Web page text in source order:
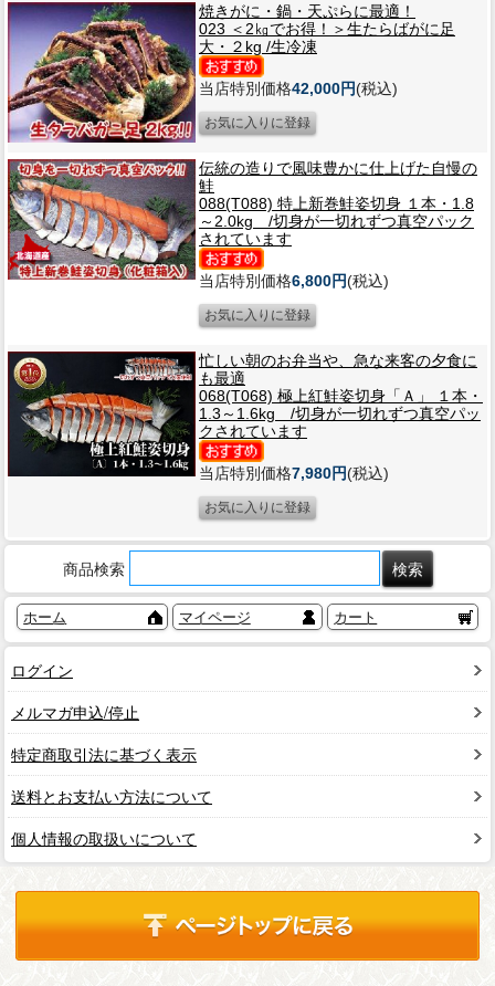
焼きがに・鍋・天ぷらに最適！
023 ＜2㎏でお得！＞生たらばがに足
大・２kg /生冷凍
当店特別価格42,000円(税込)
伝統の造りで風味豊かに仕上げた自慢の
鮭
088(T088) 特上新巻鮭姿切身 １本・1.8
～2.0kg /切身が一切れずつ真空パック
されています
当店特別価格6,800円(税込)
忙しい朝のお弁当や、急な来客の夕食に
も最適
068(T068) 極上紅鮭姿切身「Ａ」 １本・
1.3～1.6kg /切身が一切れずつ真空パッ
クされています
当店特別価格7,980円(税込)
商品検索
ホーム マイページ カート
ログイン
メルマガ申込/停止
特定商取引法に基づく表示
送料とお支払い方法について
個人情報の取扱いについて